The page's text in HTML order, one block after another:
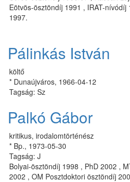
Eötvös-ösztöndíj 1991 , IRAT-
1997.
Pálinkás István
költő
* Dunaújváros, 1966-04-12
Tagság: Sz
Palkó Gábor
kritikus, irodalomtörténész
* Bp., 1973-05-30
Tagság: J
Bolyai-ösztöndíj 1998 , PhD 2002 ,
2002 , OM Posztdoktori ösztöndíj